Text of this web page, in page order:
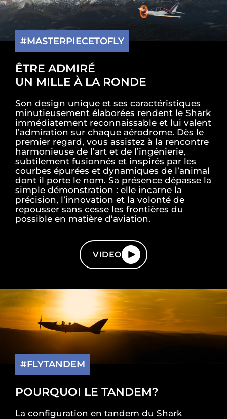
#MASTERPIECETOFLY
ÊTRE ADMIRÉ
UN MILLE À LA RONDE
Son design unique et ses caractéristiques
minutieusement élaborées rendent le Shark
immédiatement reconnaissable et lui valent
l’admiration sur chaque aérodrome. Dès le
premier regard, vous assistez à la rencontre
harmonieuse de l’art et de l’ingénierie,
subtilement fusionnés et inspirés par les
courbes épurées et dynamiques de l’animal
dont il porte le nom. Sa présence dépasse la
simple démonstration : elle incarne la
précision, l’innovation et la volonté de
repousser sans cesse les frontières du
possible en matière d’aviation.
VIDEO
#FLYTANDEM
POURQUOI LE TANDEM?
La configuration en tandem du Shark